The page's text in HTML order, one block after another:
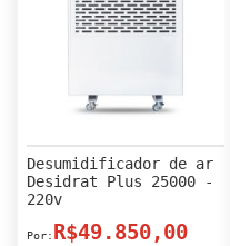
Desumidificador de ar
Desidrat Plus 25000 -
220v
R$49.850,00